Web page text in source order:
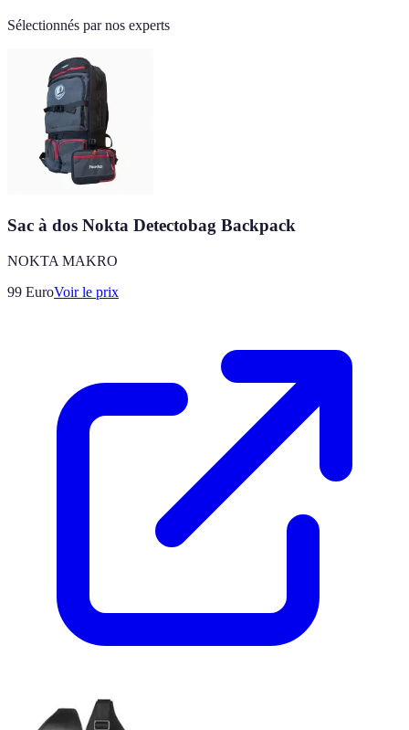
Sélectionnés par nos experts
Sac à dos Nokta Detectobag Backpack
NOKTA MAKRO
99 EuroVoir le prix